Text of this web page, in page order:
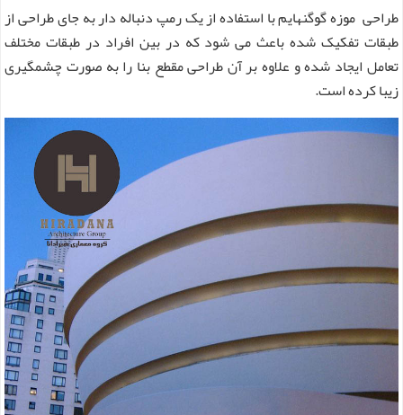
طراحی موزه گوگنهایم با استفاده از یک رمپ دنباله دار به جای طراحی از
طبقات تفکیک شده باعث می شود که در بین افراد در طبقات مختلف
تعامل ایجاد شده و علاوه بر آن طراحی مقطع بنا را به صورت چشمگیری
زیبا کرده است.